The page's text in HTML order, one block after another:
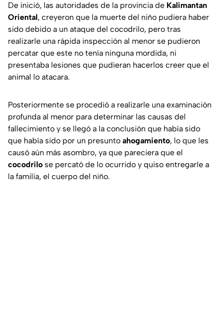
De inició, las autoridades de la provincia de Kalimantan
Oriental, creyeron que la muerte del niño pudiera haber
sido debido a un ataque del cocodrilo, pero tras
realizarle una rápida inspección al menor se pudieron
percatar que este no tenía ninguna mordida, ni
presentaba lesiones que pudieran hacerlos creer que el
animal lo atacara.
Posteriormente se procedió a realizarle una examinación
profunda al menor para determinar las causas del
fallecimiento y se llegó a la conclusión que había sido
que había sido por un presunto ahogamiento, lo que les
causó aún más asombro, ya que pareciera que el
cocodrilo se percató de lo ocurrido y quiso entregarle a
la familia, el cuerpo del niño.